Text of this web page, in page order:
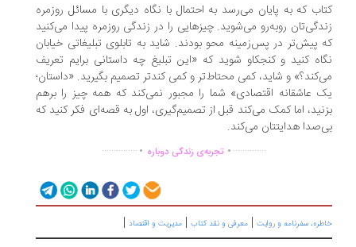
که به پایان می‌رسد به احتمال با نگاه دیگری با مسائل روزمره
روبه‌رو می‌شوید. چیزهایی را در زندگی روزمره پیدا می‌کنید
پیش‌تر در پس‌زمینه محو بودند. شاید به تابلوی تبلیغاتی خیابان
کنید و کنجکاو شوید که «این تبلیغ چه داستانی برایم تعریف
و شاید، کمی محتاط‌تر و کمی کندتر تصمیم بگیرید. «داستان؛
عاشقانه اقتصادی» شما را مجبور نمی‌کند که همه چیز را برهم
اما کمک می‌کند قبل از تصمیم‌گیری، اول به قصه‌ای فکر کنید که
هدایتتان می‌کند.
............... .تجربه‌ی زندگی دوباره ...............
سفرنامه‌ و روایت|معرفی و نقد کتاب|مدیریت و اقتصاد|